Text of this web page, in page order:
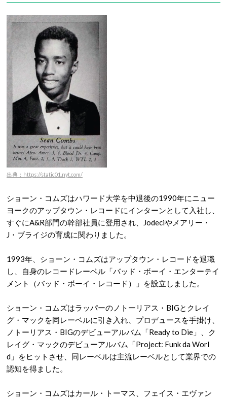
出典：https://static01.nyt.com/
ショーン・コムズはハワード大学を中退後の1990年にニュー
ヨークのアップタウン・レコードにインターンとして入社し、
すぐにA&R部門の幹部社員に登用され、Jodeciやメアリー・
J・ブライジの育成に関わりました。
1993年、ショーン・コムズはアップタウン・レコードを退職
し、自身のレコードレーベル「バッド・ボーイ・エンターテイ
メント（バッド・ボーイ・レコード）」を設立しました。
ショーン・コムズはラッパーのノトーリアス・BIGとクレイ
グ・マックを同レーベルに引き入れ、プロデュースを手掛け、
ノトーリアス・BIGのデビューアルバム「Ready to Die」、ク
レイグ・マックのデビューアルバム「Project: Funk da Worl
d」をヒットさせ、同レーベルは主流レーベルとして業界での
認知を得ました。
ショーン・コムズはカール・トーマス、フェイス・エヴァン